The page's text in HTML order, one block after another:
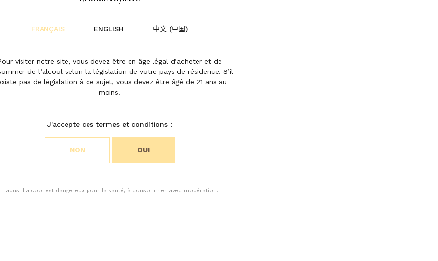
FRANÇAIS ENGLISH 中文 (中国)
visiter notre site, vous devez être en âge légal d’acheter et de
de l’alcool selon la législation de votre pays de résidence. S’il
pas de législation à ce sujet, vous devez être âgé de 21 ans au
moins.
J'accepte ces termes et conditions :
NON OUI
L'abus d'alcool est dangereux pour la santé, à consommer avec modération.